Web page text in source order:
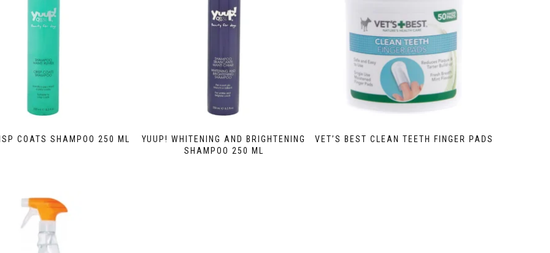
COATS SHAMPOO 250 ML
YUUP! WHITENING AND BRIGHTENING
SHAMPOO 250 ML
VET’S BEST CLEAN TEETH FINGER PADS